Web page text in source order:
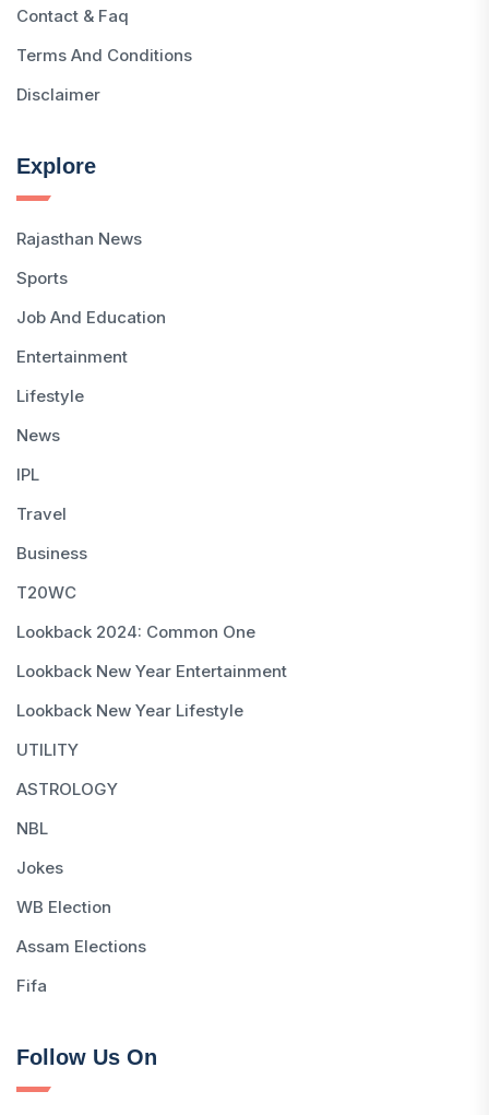
Contact & Faq
Terms And Conditions
Disclaimer
Explore
Rajasthan News
Sports
Job And Education
Entertainment
Lifestyle
News
IPL
Travel
Business
T20WC
Lookback 2024: Common One
Lookback New Year Entertainment
Lookback New Year Lifestyle
UTILITY
ASTROLOGY
NBL
Jokes
WB Election
Assam Elections
Fifa
Follow Us On